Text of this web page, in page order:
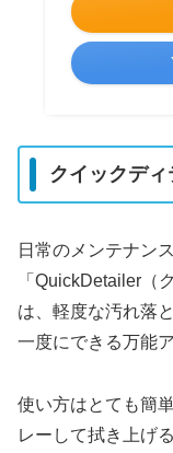
クイックデ
日常のメンテナン
「QuickDetailer（
は、軽度な汚れ落
一度にできる万能
使い方はとても簡
レーして拭き上げ